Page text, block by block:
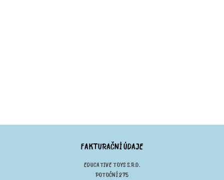
FAKTURAČNÍ ÚDAJE
EDUCATIVE TOYS S.R.O.
POTOČNÍ 275